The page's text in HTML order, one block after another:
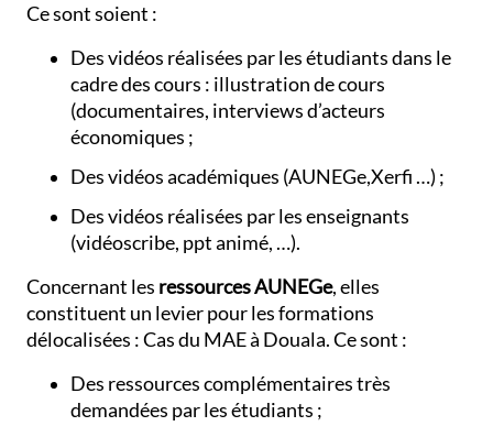
Ce sont soient :
Des vidéos réalisées par les étudiants dans le
cadre des cours : illustration de cours
(documentaires, interviews d’acteurs
économiques ;
Des vidéos académiques (AUNEGe,Xerfi …) ;
Des vidéos réalisées par les enseignants
(vidéoscribe, ppt animé, …).
Concernant les ressources AUNEGe, elles
constituent un levier pour les formations
délocalisées : Cas du MAE à Douala. Ce sont :
Des ressources complémentaires très
demandées par les étudiants ;